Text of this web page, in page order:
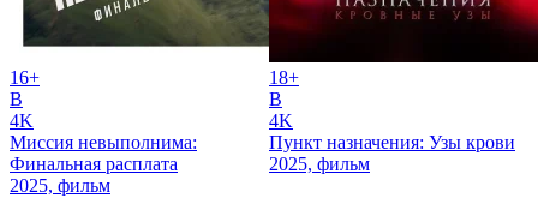
16+
B
4K
Миссия невыполнима:
Финальная расплата
2025, фильм
18+
B
4K
Пункт назначения: Узы крови
2025, фильм